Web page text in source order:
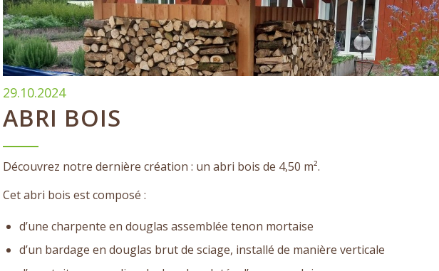
29.10.2024
ABRI BOIS
Découvrez notre dernière création : un abri bois de 4,50 m².
Cet abri bois est composé :
d’une charpente en douglas assemblée tenon mortaise
d’un bardage en douglas brut de sciage, installé de manière verticale